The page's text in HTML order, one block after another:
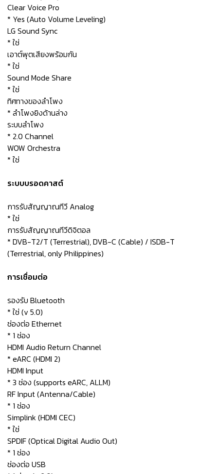
Clear Voice Pro
* Yes (Auto Volume Leveling)
LG Sound Sync
* ใช่
เอาต์พุตเสียงพร้อมกัน
* ใช่
Sound Mode Share
* ใช่
ทิศทางของลำโพง
* ลำโพงยิงด้านล่าง
ระบบลำโพง
* 2.0 Channel
WOW Orchestra
* ใช่
ระบบบรอดคาสต์
การรับสัญญาณทีวี Analog
* ใช่
การรับสัญญาณทีวีดิจิตอล
* DVB-T2/T (Terrestrial), DVB-C (Cable) / ISDB-T
(Terrestrial, only Philippines)
การเชื่อมต่อ
รองรับ Bluetooth
* ใช่ (v 5.0)
ช่องต่อ Ethernet
* 1 ช่อง
HDMI Audio Return Channel
* eARC (HDMI 2)
HDMI Input
* 3 ช่อง (supports eARC, ALLM)
RF Input (Antenna/Cable)
* 1 ช่อง
Simplink (HDMI CEC)
* ใช่
SPDIF (Optical Digital Audio Out)
* 1 ช่อง
ช่องต่อ USB